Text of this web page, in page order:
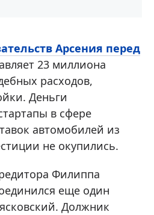
Арсения перед
23 миллиона
расходов,
Деньги
в сфере
автомобилей из
не окупились.
Филиппа
еще один
Должник